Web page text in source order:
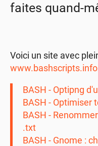
faites quand-
Voici un site avec
www.bashscripts.info
BASH - Optipng
BASH - Optimiser
BASH -
.txt
BASH - Gnome :